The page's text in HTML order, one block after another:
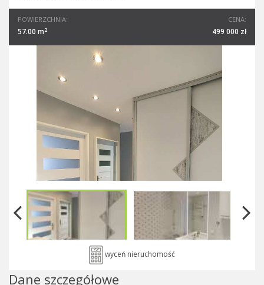
POWIERZCHNIA:
57.00 m2
CENA:
499 000 zł
wyceń nieruchomość
Dane szczegółowe